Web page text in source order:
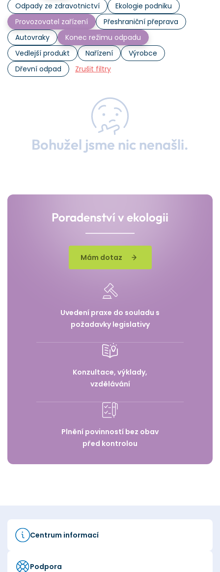
Odpady ze zdravotnictví
Ekologie podniku
Provozovatel zařízení
Přeshraniční přeprava
Autovraky
Konec režimu odpadu
Vedlejší produkt
Nařízení
Výrobce
Dřevní odpad
Zrušit filtry
Bohužel jsme nic nenašli.
Poradenství v ekologii
Mám dotaz
Uvedení praxe do souladu s
požadavky legislativy
Konzultace, výklady,
vzdělávání
Plnění povinností bez obav
před kontrolou
Centrum informací
Podpora